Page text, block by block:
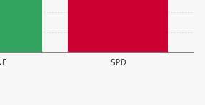
SPD